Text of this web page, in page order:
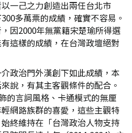
一己之力創造出兩任台北市
多萬票的成績，確實不容易。
因2000年無黨籍宋楚瑜所得選
這樣的成績，在台灣政壇絕對
政治門外漢創下如此成績，本
說，有其主客觀條件的配合。
的言詞風格、卡通模式的無厘
網路族群的喜愛，這些主觀特
終維持在「台灣政治人物支持